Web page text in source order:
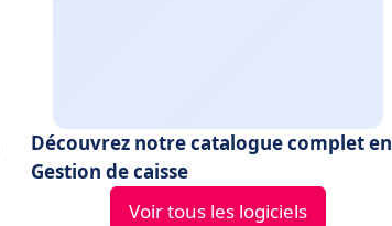
Découvrez notre catalogue complet en
Gestion de caisse
Voir tous les logiciels